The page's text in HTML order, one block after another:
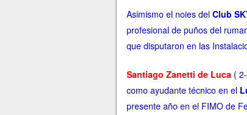
Asimismo el noies del Club
profesional de puños del
que disputaron en las
Santiago Zanetti de Luca (
como ayudante técnico en el
presente año en el FIMO de